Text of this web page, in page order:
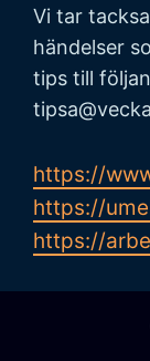
Vi tar
händelser
tips till
https://
https://
https://